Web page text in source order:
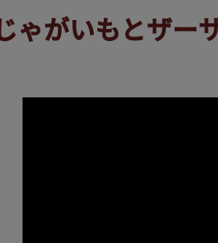
じゃがいもとザー